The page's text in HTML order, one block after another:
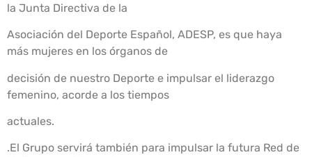
la Junta Directiva de la
Asociación del Deporte Español, ADESP, es que haya
más mujeres en los órganos de
decisión de nuestro Deporte e impulsar el liderazgo
femenino, acorde a los tiempos
actuales.
.El Grupo servirá también para impulsar la futura Red de